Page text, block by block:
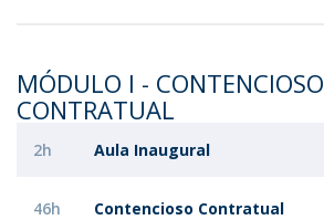
MÓDULO I - CONTENCIOSO
CONTRATUAL
2h Aula Inaugural
46h Contencioso Contratual